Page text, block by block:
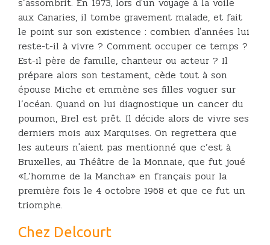
aux Canaries, il tombe gravement malade, et fait
le point sur son existence : combien d'années lui
reste-t-il à vivre ? Comment occuper ce temps ?
Est-il père de famille, chanteur ou acteur ? Il
prépare alors son testament, cède tout à son
épouse Miche et emmène ses filles voguer sur
l’océan. Quand on lui diagnostique un cancer du
poumon, Brel est prêt. Il décide alors de vivre ses
derniers mois aux Marquises. On regrettera que
les auteurs n'aient pas mentionné que c’est à
Bruxelles, au Théâtre de la Monnaie, que fut joué
«L’homme de la Mancha» en français pour la
première fois le 4 octobre 1968 et que ce fut un
triomphe.
Chez Delcourt